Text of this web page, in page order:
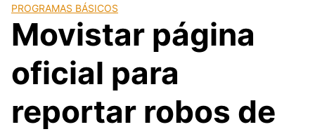
PROGRAMAS BÁSICOS
Movistar página
oficial para
reportar robos de